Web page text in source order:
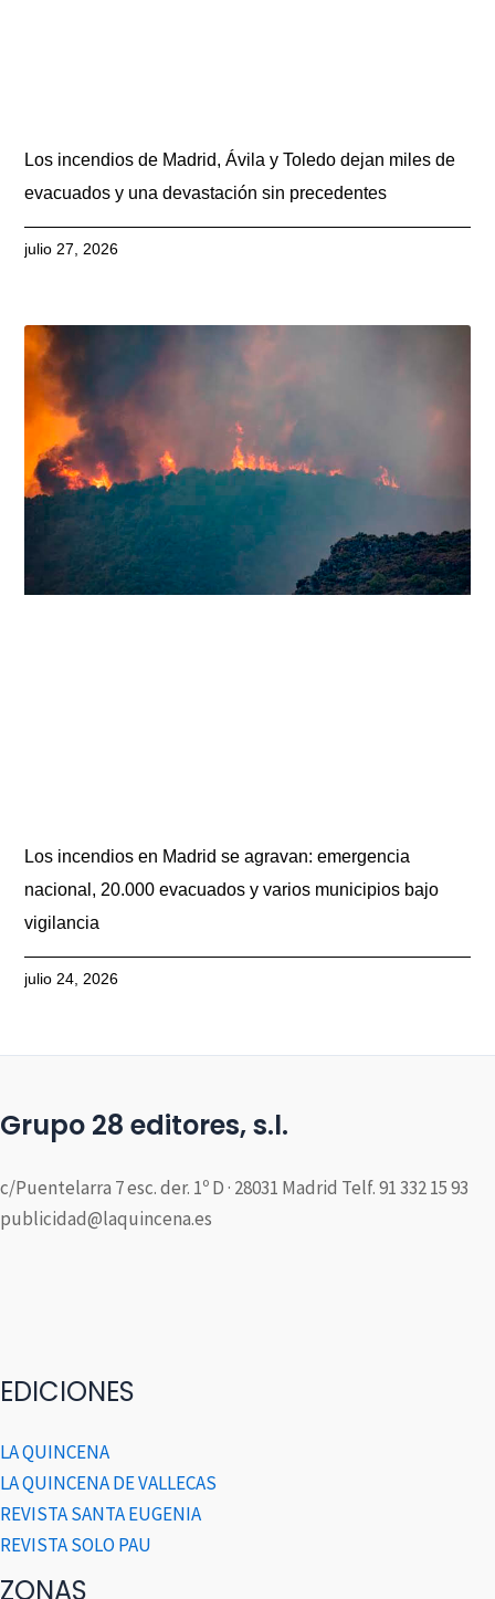
Los incendios de Madrid, Ávila y Toledo dejan miles de
evacuados y una devastación sin precedentes
julio 27, 2026
Los incendios en Madrid se agravan: emergencia
nacional, 20.000 evacuados y varios municipios bajo
vigilancia
julio 24, 2026
Grupo 28 editores, s.l.
c/Puentelarra 7 esc. der. 1º D · 28031 Madrid Telf. 91 332 15 93
publicidad@laquincena.es
EDICIONES
LA QUINCENA
LA QUINCENA DE VALLECAS
REVISTA SANTA EUGENIA
REVISTA SOLO PAU
ZONAS